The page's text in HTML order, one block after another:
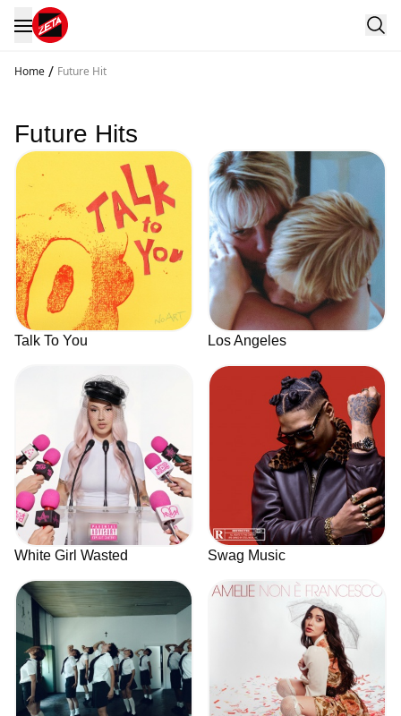
Home / Future Hit
Future Hits
Talk To You Los Angeles
White Girl Wasted Swag Music